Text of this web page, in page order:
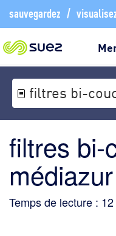
sauvegardez /
filtres bi-
filtres bi-
médiazur
Temps de lecture : 12